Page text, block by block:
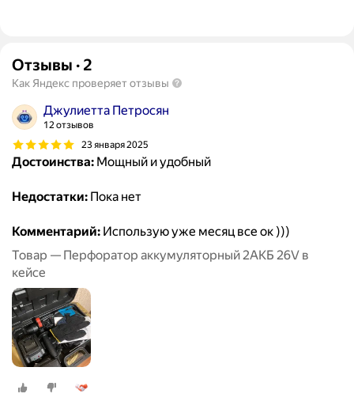
Отзывы · 2
Как Яндекс проверяет отзывы
Джулиетта Петросян
12 отзывов
23 января 2025
Достоинства: Мощный и удобный
Недостатки: Пока нет
Комментарий: Использую уже месяц все ок )))
Товар — Перфоратор аккумуляторный 2АКБ 26V в
кейсе